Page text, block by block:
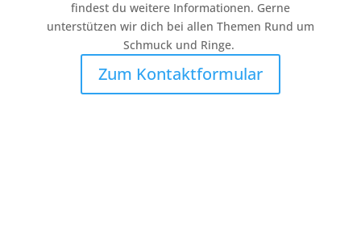
findest du weitere Informationen. Gerne
unterstützen wir dich bei allen Themen Rund um
Schmuck und Ringe.
Zum Kontaktformular